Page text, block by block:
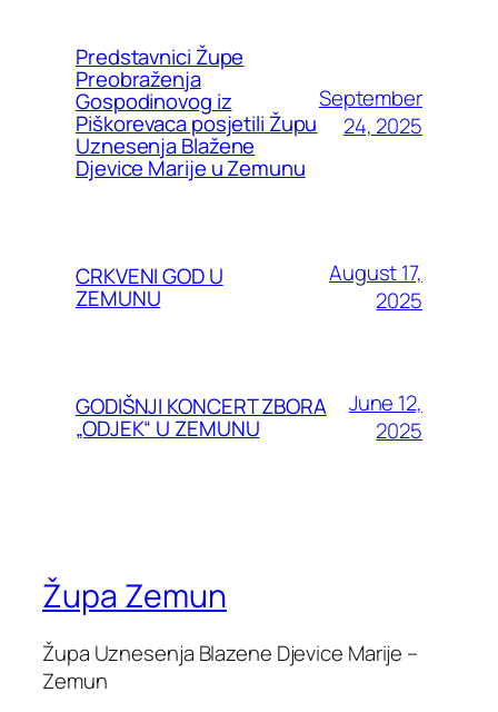
Predstavnici Župe
Preobraženja
Gospodinovog iz
Piškorevaca posjetili Župu
Uznesenja Blažene
Djevice Marije u Zemunu
September
24, 2025
CRKVENI GOD U
ZEMUNU
August 17,
2025
GODIŠNJI KONCERT ZBORA
„ODJEK“ U ZEMUNU
June 12,
2025
Župa Zemun
Župa Uznesenja Blazene Djevice Marije –
Zemun